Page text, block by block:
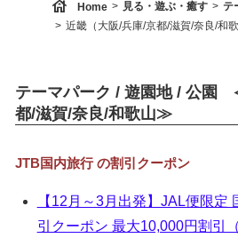
house Home 見る・遊ぶ・癒す
テ
近畿（大阪/兵庫/京都/滋賀/奈良/和歌
テーマパーク / 遊園地 / 公園
都/滋賀/奈良/和歌山≫
JTB国内旅行 の割引クーポン
【12月～3月出発】JAL便限定
引クーポン 最大10,000円割引